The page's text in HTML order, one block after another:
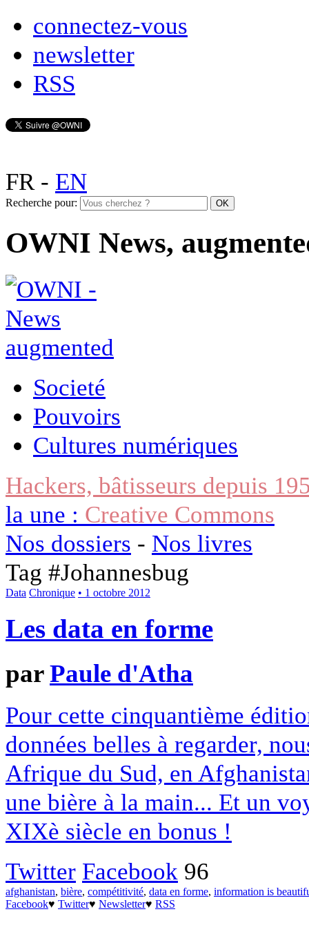
connectez-vous
newsletter
RSS
FR- EN
Recherche pour:
OWNI News,
Societé
Pouvoirs
Cultures numériques
Hackers, bâtisseurs depuis
la une : Creative Commons
Nos dossiers - Nos livres
Tag #Johannesbug
Data Chronique • 1 octobre 2012
Les data en forme
parPaule d'Atha
Pour cette cinquantième
données belles à regarder,
Afrique du Sud, en
une bière à la main... Et un
XIXè siècle en bonus !
Twitter Facebook 96
afghanistan, bière, compétitivité, data en forme, information is
Facebook♥ Twitter♥ Newsletter♥ RSS